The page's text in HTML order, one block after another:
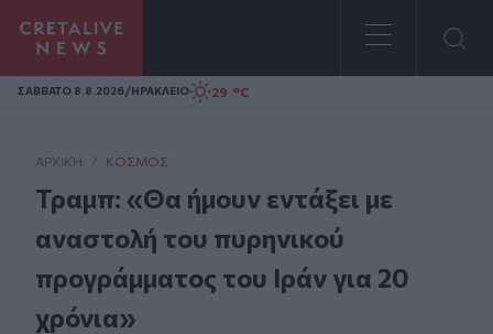
Homepage
ΣAΒΒΑΤΟ 8.8.2026/ΗΡΑΚΛΕΙΟ 29 °C
ΑΡΧΙΚΗ / ΚΌΣΜΟΣ
Τραμπ: «Θα ήμουν εντάξει με
αναστολή του πυρηνικού
προγράμματος του Ιράν για 20
χρόνια»